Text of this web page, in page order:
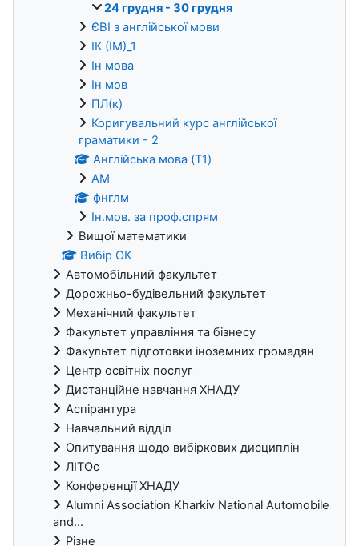
24 грудня - 30 грудня
ЄВІ з англійської мови
ІК (ІМ)_1
Ін мова
Ін мов
ПЛ(к)
Коригувальний курс англійської
граматики - 2
Англійська мова (T1)
AM
фнглм
Ін.мов. за проф.спрям
Вищої математики
Вибір ОК
Автомобільний факультет
Дорожньо-будівельний факультет
Механічний факультет
Факультет управління та бізнесу
Факультет підготовки іноземних громадян
Центр освітніх послуг
Дистанційне навчання ХНАДУ
Аспірантура
Навчальний відділ
Опитування щодо вибіркових дисциплін
ЛІТОс
Конференції ХНАДУ
Alumni Association Kharkiv National Automobile
and...
Різне